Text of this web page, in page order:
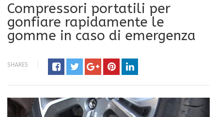
Compressori portatili per
gonfiare rapidamente le
gomme in caso di emergenza
SHARES